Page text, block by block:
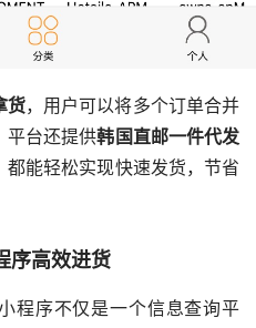
货，用户可以将多个订单合并
平台还提供韩国直邮一件代发
都能轻松实现快速发货，节省
序高效进货
程序不仅是一个信息查询平